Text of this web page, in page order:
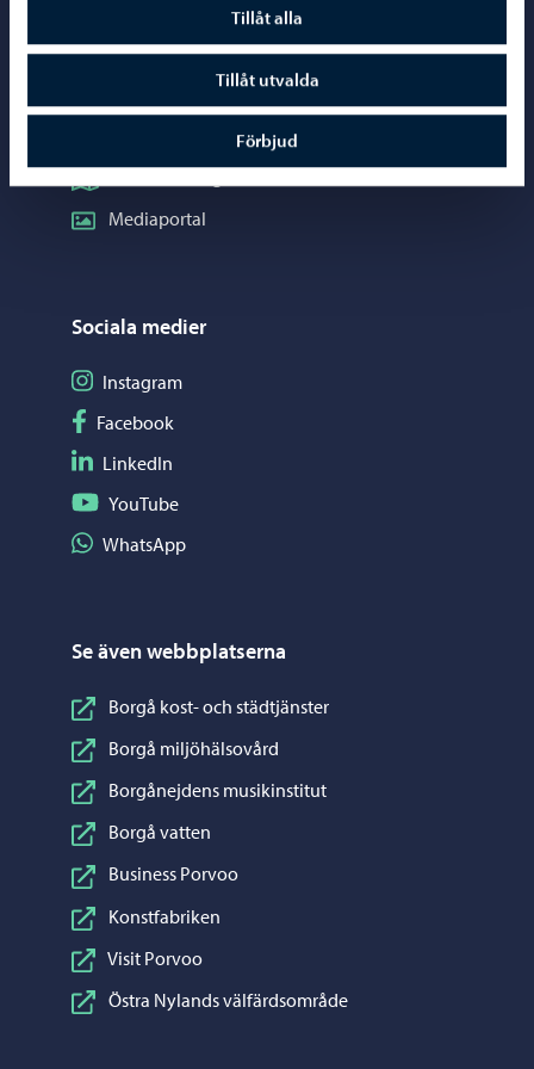
Tillåt alla
Tillåt utvalda
Förbjud
Telefonrådgivning: 020 692 250
Kontaktuppgifter
Elektroniska tjänster (ePorvoo)
Kartor och lägesinformation
Mediaportal
Sociala medier
Följ på Instagram
Instagram
Följ på Facebook
Facebook
Följ på LinkedIn
LinkedIn
Följ på YouTube
YouTube
Dela på WhatsApp
WhatsApp
Se även webbplatserna
Borgå kost- och städtjänster
Borgå miljöhälsovård
Borgånejdens musikinstitut
Borgå vatten
Business Porvoo
Konstfabriken
Visit Porvoo
Östra Nylands välfärdsområde